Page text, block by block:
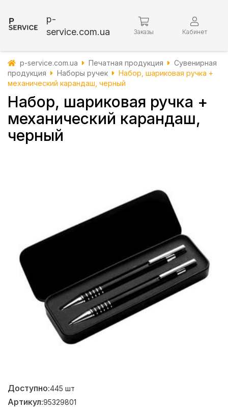
p-
service.com.ua
Заказы Кабинет
p-service.com.ua Печатная продукция
Сувенирная
продукция
Наборы ручек
Набор, шариковая ручка +
механический карандаш, черный
Набор, шариковая ручка +
механический карандаш,
черный
Доступно:445 шт
Артикул:95329801